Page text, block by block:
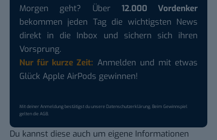
Morgen geht? Über 12.000 Vordenker
bekommen jeden Tag die wichtigsten News
direkt in die Inbox und sichern sich ihren
Vorsprung.
Nur für kurze Zeit: Anmelden und mit etwas
Glück Apple AirPods gewinnen!
Mit deiner Anmeldung bestätigst du unsereDatenschutzerklärung. Beim Gewinnspiel
gelten dieAGB.
Du kannst diese auch um eigene Informationen